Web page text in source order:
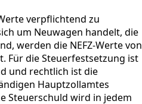
verpflichtend zu
um Neuwagen handelt, die
werden die NEFZ-Werte von
Für die Steuerfestsetzung ist
und rechtlich ist die
Hauptzollamtes
Steuerschuld wird in jedem